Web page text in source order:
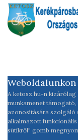
A ketosz.hu-n kizárólag
munkamenet
azonosítására szolgáló
alkalmazott
sütikről" gomb